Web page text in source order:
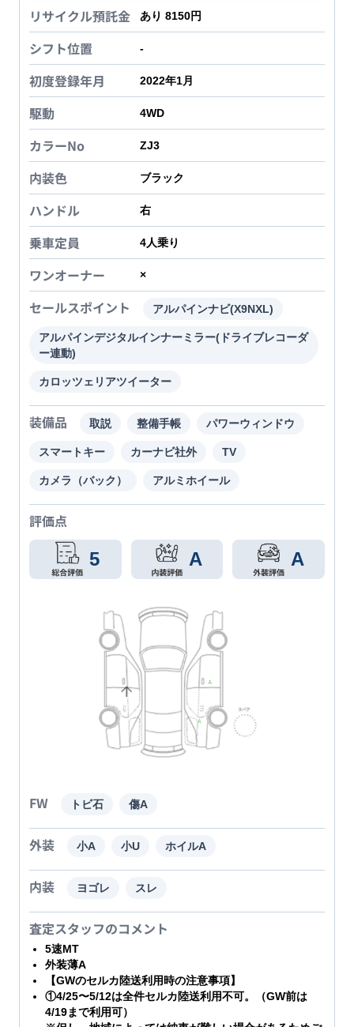
リサイクル預託金 あり 8150円
シフト位置 -
初度登録年月 2022年1月
駆動 4WD
カラーNo ZJ3
内装色 ブラック
ハンドル 右
乗車定員 4人乗り
ワンオーナー ×
セールスポイント アルパインナビ(X9NXL)
アルパインデジタルインナーミラー(ドライブレコーダ
ー連動)
カロッツェリアツイーター
装備品 取説 整備手帳 パワーウィンドウ
スマートキー カーナビ社外 TV
カメラ（バック） アルミホイール
評価点
5 A A
FW トビ石 傷A
外装 小A 小U ホイルA
内装 ヨゴレ スレ
査定スタッフのコメント
5速MT
外装薄A
【GWのセルカ陸送利用時の注意事項】
①4/25〜5/12は全件セルカ陸送利用不可。（GW前は
4/19まで利用可）